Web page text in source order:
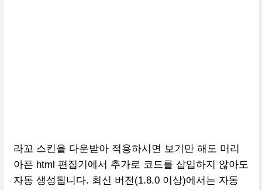
라꼬 스킨을 다운받아 적용하시면 보기만 해도 머리
아픈 html 편집기에서 추가로 코드를 삽입하지 않아도
자동 생성됩니다. 최신 버전(1.8.0 이상)에서는 자동